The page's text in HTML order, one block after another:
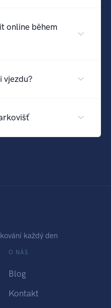
online během
vjezdu?
každý den
O NÁS
Blog
Kontakt